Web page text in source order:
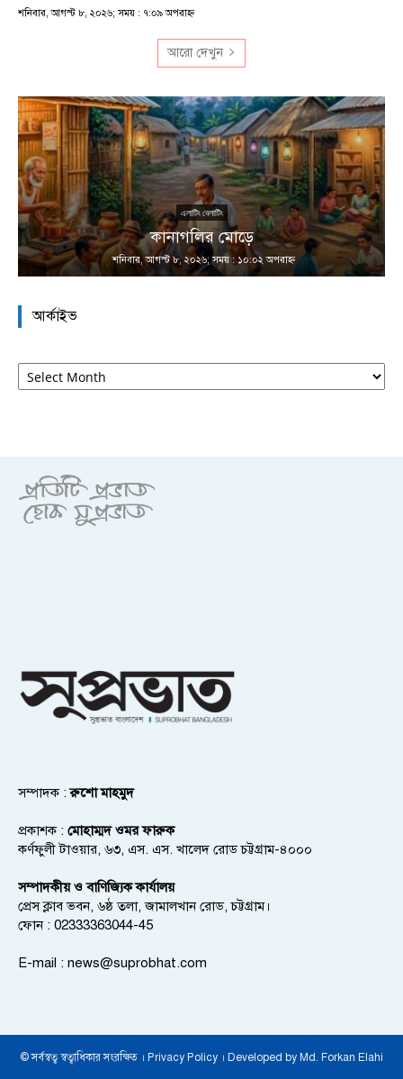
শনিবার, আগস্ট ৮, ২০২৬; সময় : ৭:০৯ অপরাহ্ণ
আরো দেখুন
এলাটিং বেলাটিং
কানাগলির মোড়ে
শনিবার, আগস্ট ৮, ২০২৬; সময় : ১০:০২ অপরাহ্ণ
আর্কাইভ
আর্কাইভ
সম্পাদক :রুশো মাহমুদ
প্রকাশক : মোহাম্মদ ওমর ফারুক
কর্ণফুলী টাওয়ার, ৬৩, এস. এস. খালেদ রোড চট্টগ্রাম-৪০০০
সম্পাদকীয় ও বাণিজ্যিক কার্যালয়
প্রেস ক্লাব ভবন, ৬ষ্ঠ তলা, জামালখান রোড, চট্টগ্রাম।
ফোন : 02333363044-45
E-mail : news@suprobhat.com
© সর্বস্বত্ব স্বত্বাধিকার সংরক্ষিত । Privacy Policy । Developed by Md. Forkan Elahi